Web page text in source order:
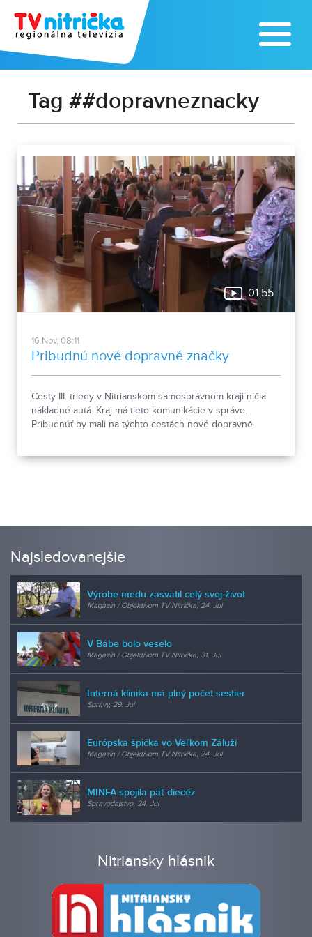
Tag ##dopravneznacky
01:55
16.Nov, 08:11
Pribudnú nové dopravné značky
Cesty III. triedy v Nitrianskom samosprávnom kraji ničia
nákladné autá. Kraj má tieto komunikácie v správe.
Pribudnúť by mali na týchto cestách nové dopravné
Najsledovanejšie
Výrobe medu zasvätil celý svoj život
Magazín / Objektívom TV Nitrička, 24. Jul
V Bábe bolo veselo
Magazín / Objektívom TV Nitrička, 31. Jul
Interná klinika má plný počet sestier
Správy, 29. Jul
Európska špička vo Veľkom Záluží
Magazín / Objektívom TV Nitrička, 24. Jul
MINFA spojila päť diecéz
Spravodajstvo, 24. Jul
Nitriansky hlásnik